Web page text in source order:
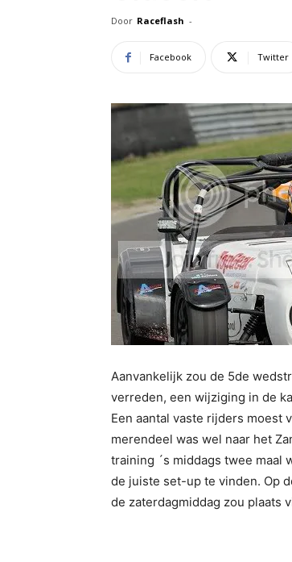
Door Raceflash -
Facebook Twitter
Aanvankelijk zou de 5de
verreden, een wijziging in de
Een aantal vaste rijders moest
merendeel was wel naar het
training ´s middags twee maal
de juiste set-up te vinden. Op
de zaterdagmiddag zou plaats